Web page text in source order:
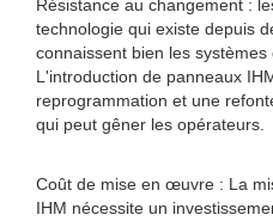
Résistance au changement :
technologie qui existe depuis
connaissent bien les systèmes
L'introduction de panneaux
reprogrammation et une
qui peut gêner les opérateurs.
Coût de mise en œuvre : La
IHM nécessite un